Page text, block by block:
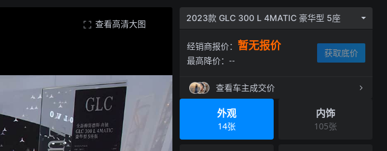
查看高清大图
2023款 GLC 300 L 4MATIC 豪华型 5座
经销商报价： 暂无报价
最高降价： --
获取底价
查看车主成交价
外观
14张
内饰
105张